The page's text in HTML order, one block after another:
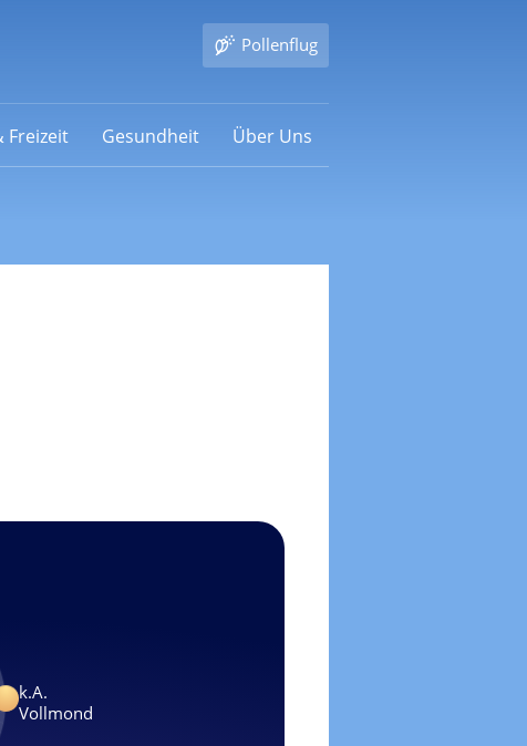
Pollenflug
Freizeit Gesundheit Über Uns
k.A.
Vollmond